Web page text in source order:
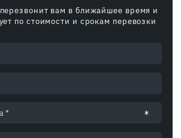
вам в ближайшее время и
по стоимости и срокам перевозки